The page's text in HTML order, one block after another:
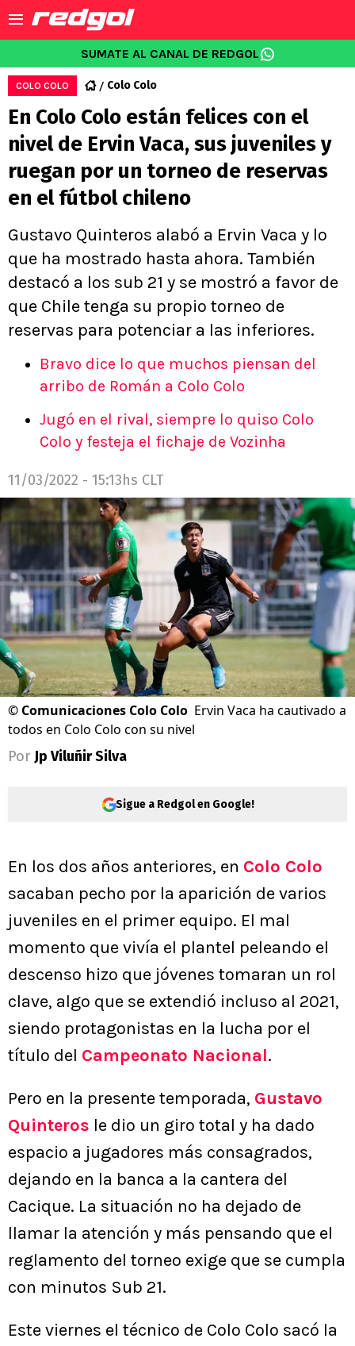
SUMATE AL CANAL DE REDGOL
COLO COLO Colo Colo
En Colo Colo están felices con el
nivel de Ervin Vaca, sus juveniles y
ruegan por un torneo de reservas
en el fútbol chileno
Gustavo Quinteros alabó a Ervin Vaca y lo
que ha mostrado hasta ahora. También
destacó a los sub 21 y se mostró a favor de
que Chile tenga su propio torneo de
reservas para potenciar a las inferiores.
Bravo dice lo que muchos piensan del
arribo de Román a Colo Colo
Jugó en el rival, siempre lo quiso Colo
Colo y festeja el fichaje de Vozinha
11/03/2022 - 15:13hs CLT
© Comunicaciones Colo Colo Ervin Vaca ha cautivado a
todos en Colo Colo con su nivel
Por Jp Viluñir Silva
Sigue a Redgol en Google!
En los dos años anteriores, en Colo Colo
sacaban pecho por la aparición de varios
juveniles en el primer equipo. El mal
momento que vivía el plantel peleando el
descenso hizo que jóvenes tomaran un rol
clave, algo que se extendió incluso al 2021,
siendo protagonistas en la lucha por el
título del Campeonato Nacional.
Pero en la presente temporada, Gustavo
Quinteros le dio un giro total y ha dado
espacio a jugadores más consagrados,
dejando en la banca a la cantera del
Cacique. La situación no ha dejado de
llamar la atención y más pensando que el
reglamento del torneo exige que se cumpla
con minutos Sub 21.
Este viernes el técnico de Colo Colo sacó la